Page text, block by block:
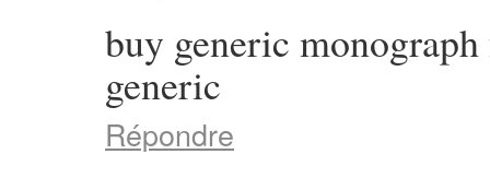
buy generic
generic
Répondre